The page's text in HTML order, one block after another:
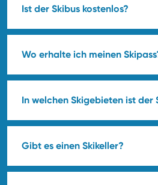
Ist der Skibus kostenlos?
Wo erhalte ich meinen
In welchen Skigebieten ist der
Gibt es einen Skikeller?